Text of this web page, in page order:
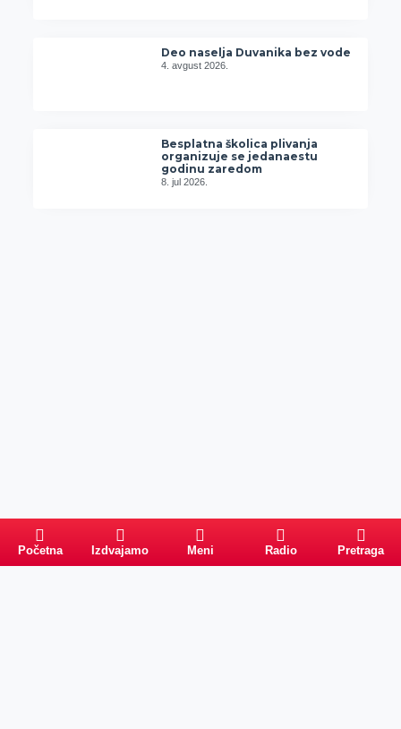
Deo naselja Duvanika bez vode
4. avgust 2026.
Besplatna školica plivanja
organizuje se jedanaestu
godinu zaredom
8. jul 2026.
Početna Izdvajamo Meni Radio Pretraga